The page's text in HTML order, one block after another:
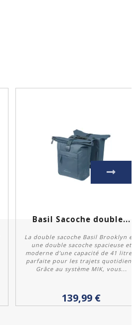
Acheter
Basil Sacoche double...
La double sacoche Basil Brooklyn est
une double sacoche spacieuse et
moderne d'une capacité de 41 litres,
parfaite pour les trajets quotidiens.
Grâce au système MIK, vous...
139,99 €